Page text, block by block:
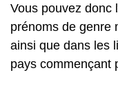
Vous pouvez donc
prénoms de genre
ainsi que dans les
pays commençant